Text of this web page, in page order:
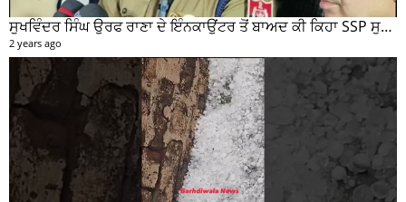
ਸੁਖਵਿੰਦਰ ਸਿੰਘ ਉਰਫ ਰਾਣਾ ਦੇ ਇੰਨਕਾਉਂਟਰ ਤੋਂ ਬਾਅਦ ਕੀ ਕਿਹਾ SSP ਸੁਰੇਂਦਰ ਲਾਂਬਾ ਤੁਸੀਂ ਵੀ ਸੁਣੋ...
2 years ago